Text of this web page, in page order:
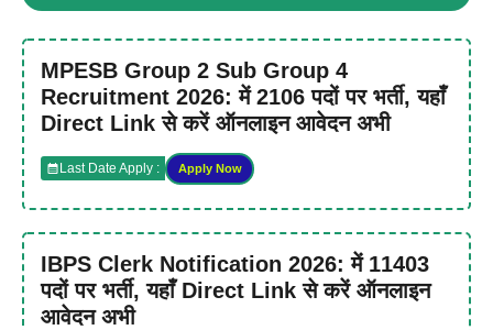
MPESB Group 2 Sub Group 4
Recruitment 2026: में 2106 पदों पर भर्ती, यहाँ
Direct Link से करें ऑनलाइन आवेदन अभी
Last Date Apply : Apply Now
IBPS Clerk Notification 2026: में 11403
पदों पर भर्ती, यहाँ Direct Link से करें ऑनलाइन
आवेदन अभी